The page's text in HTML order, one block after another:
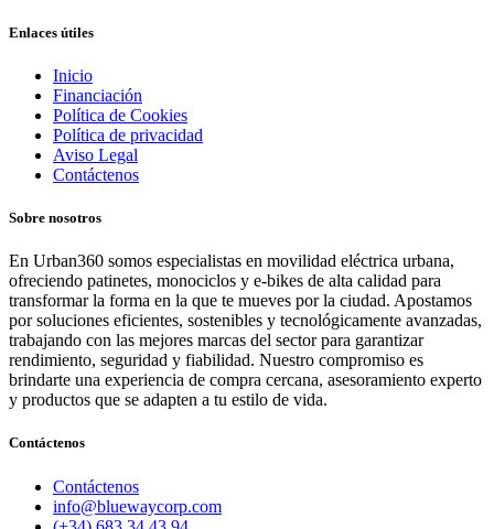
Enlaces útiles
Inicio
Financiación
Política de Cookies
Política de privacidad
Aviso Legal
Contáctenos
Sobre nosotros
En Urban360 somos especialistas en movilidad eléctrica urbana,
ofreciendo patinetes, monociclos y e-bikes de alta calidad para
transformar la forma en la que te mueves por la ciudad. Apostamos
por soluciones eficientes, sostenibles y tecnológicamente avanzadas,
trabajando con las mejores marcas del sector para garantizar
rendimiento, seguridad y fiabilidad. Nuestro compromiso es
brindarte una experiencia de compra cercana, asesoramiento experto
y productos que se adapten a tu estilo de vida.
Contáctenos
Contáctenos
info@bluewaycorp.com